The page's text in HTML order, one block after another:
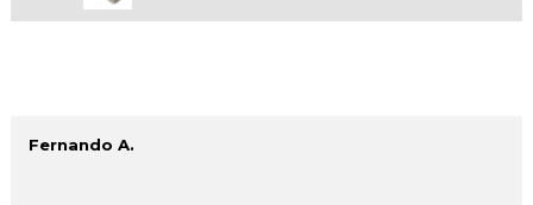
Fernando A.